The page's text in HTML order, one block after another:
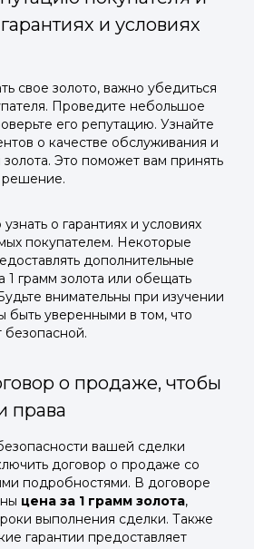
и условиях
свое золото, важно убедиться
Проведите небольшое
его репутацию. Узнайте
о качестве обслуживания и
Это поможет вам принять
о гарантиях и условиях
покупателем. Некоторые
дополнительные
1 грамм золота или обещать
внимательны при изучении
быть уверенными в том, что
о продаже, чтобы
права
вашей сделки
договор о продаже со
подробностями. В договоре
цена за 1 грамм золота,
выполнения сделки. Также
гарантии предоставляет